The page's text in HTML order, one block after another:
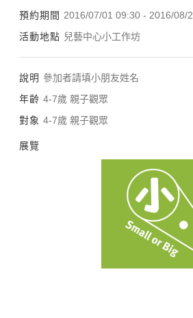
預約期間 2016/07/01 09:30 - 2016/08/
活動地點 兒藝中心小工作坊
說明 參加者請填小朋友姓名
年齡 4-7歲 親子觀眾
對象 4-7歲 親子觀眾
展覽